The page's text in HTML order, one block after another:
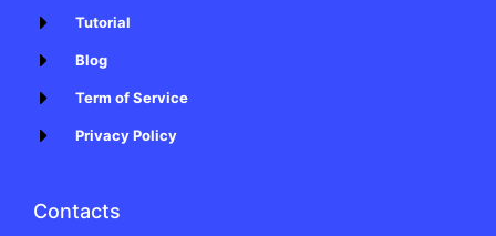
Tutorial
Blog
Term of Service
Privacy Policy
Contacts